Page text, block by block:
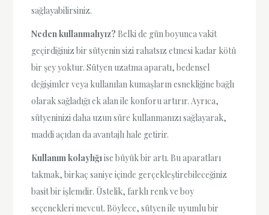
sağlayabilirsiniz.
Neden kullanmalıyız? Belki de gün boyunca vakit
geçirdiğiniz bir sütyenin sizi rahatsız etmesi kadar kötü
bir şey yoktur. Sütyen uzatma aparatı, bedensel
değişimler veya kullanılan kumaşların esnekliğine bağlı
olarak sağladığı ek alan ile konforu artırır. Ayrıca,
sütyeninizi daha uzun süre kullanmanızı sağlayarak,
maddi açıdan da avantajlı hale getirir.
Kullanım kolaylığıise büyük bir artı. Bu aparatları
takmak, birkaç saniye içinde gerçekleştirebileceğiniz
basit bir işlemdir. Üstelik, farklı renk ve boy
seçenekleri mevcut. Böylece, sütyen ile uyumlu bir